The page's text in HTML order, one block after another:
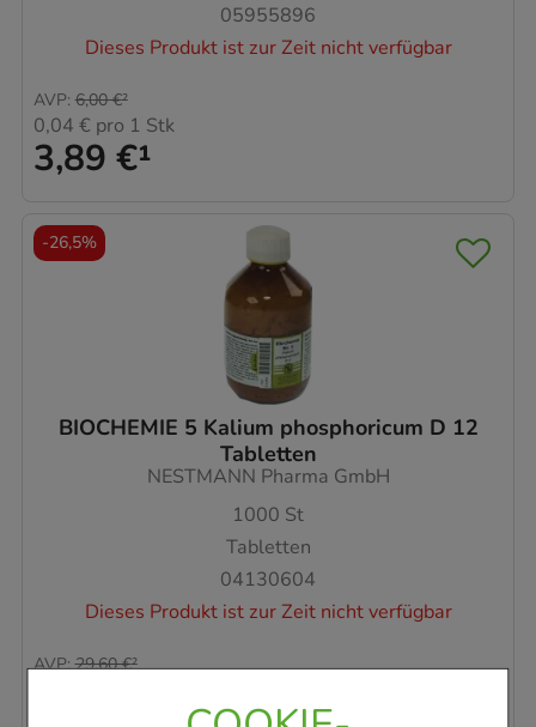
05955896
Dieses Produkt ist zur Zeit nicht verfügbar
3,89 €¹
AVP: 6,00 €²
0,04 € pro 1 Stk
BIOCHEMIE 5 Kalium phosphoricum D 12
Tabletten
NESTMANN Pharma GmbH
1000 St
Tabletten
04130604
Dieses Produkt ist zur Zeit nicht verfügbar
AVP:29,60 €²
-26,5%